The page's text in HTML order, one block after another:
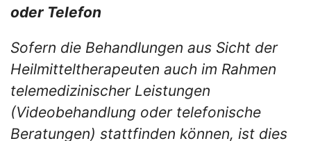
oder Telefon
Sofern die Behandlungen aus Sicht der
Heilmitteltherapeuten auch im Rahmen
telemedizinischer Leistungen
(Videobehandlung oder telefonische
Beratungen) stattfinden können, ist dies